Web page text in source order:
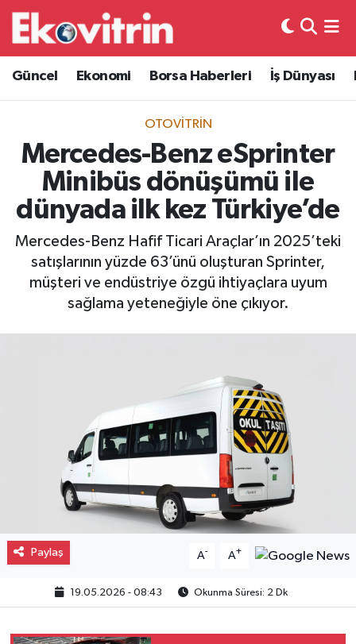
Güncel Ekonomi Borsa Haberleri İş Dünyası
OTOVITRIN
Mercedes-Benz eSprinter
Minibüs dönüşümü ile
dünyada ilk kez Türkiye’de
Mercedes-Benz Hafif Ticari Araçlar’ın 2025’teki
satışlarının yüzde 63’ünü oluşturan Sprinter,
müşteri ve endüstriye özgü ihtiyaçlara uyum
sağlama yeteneğiyle öne çıkıyor.
Paylaş A- A+
19.05.2026 - 08:43 Okunma Süresi: 2 Dk
Güncel
Ekonomi
Borsa Haberleri
İş Dünyası
Lojistik
Otovitrin
Asayiş
Eğitim
Hava Durumu
Trafik Durumu
Süper Lig Puan Durumu ve Fikstür
Tüm Manşetler
Son Dakika Haberleri
Haber Arşivi